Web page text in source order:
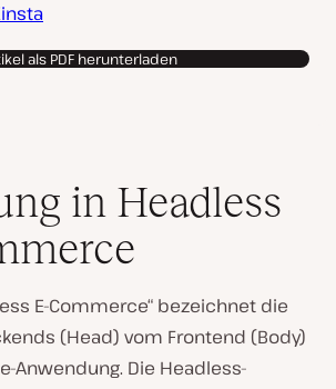
als PDF herunterladen
in Headless
E-Commerce“ bezeichnet die
(Head) vom Frontend (Body)
Anwendung. Die Headless-